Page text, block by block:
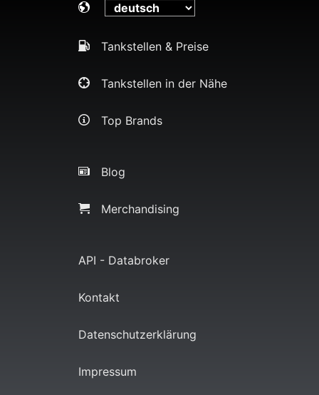
Tankstellen & Preise
Tankstellen in der Nähe
Top Brands
Blog
Merchandising
API - Databroker
Kontakt
Datenschutzerklärung
Impressum